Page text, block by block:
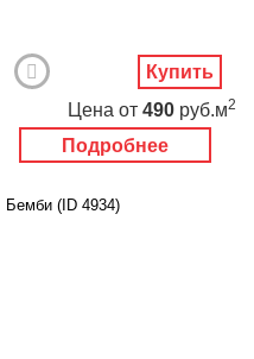
Подробнее
Цена от 490 руб.м2
Купить
Бемби (ID 4934)